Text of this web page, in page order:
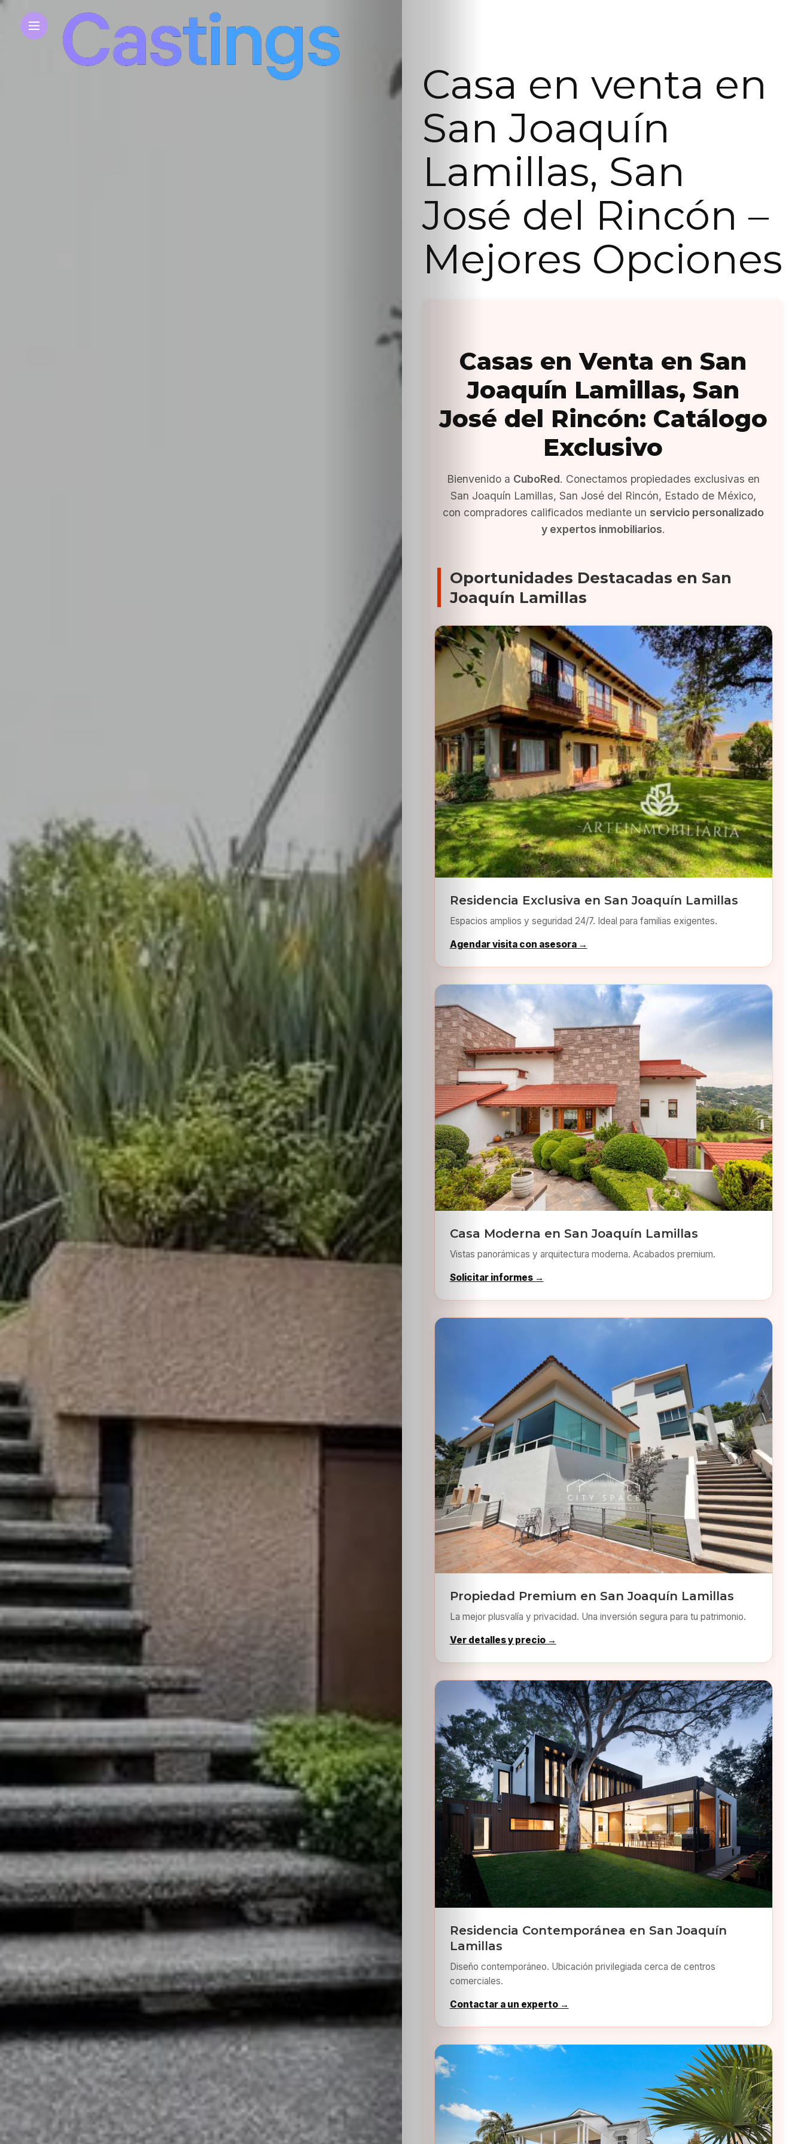
Inicio
Casting
Bershka
Casting
SHEIN
Casting
HolliKids
Contacto
Search
Casa en venta en
San Joaquín
Lamillas, San
José del Rincón –
Mejores Opciones
Casas en Venta en San
Joaquín Lamillas, San
José del Rincón: Catálogo
Exclusivo
Bienvenido a CuboRed. Conectamos propiedades exclusivas en
San Joaquín Lamillas, San José del Rincón, Estado de México,
con compradores calificados mediante un servicio personalizado
y expertos inmobiliarios.
Oportunidades Destacadas en San
Joaquín Lamillas
Residencia Exclusiva en San Joaquín Lamillas
Espacios amplios y seguridad 24/7. Ideal para familias exigentes.
Agendar visita con asesora →
Casa Moderna en San Joaquín Lamillas
Vistas panorámicas y arquitectura moderna. Acabados premium.
Solicitar informes →
Propiedad Premium en San Joaquín Lamillas
La mejor plusvalía y privacidad. Una inversión segura para tu patrimonio.
Ver detalles y precio →
Residencia Contemporánea en San Joaquín
Lamillas
Diseño contemporáneo. Ubicación privilegiada cerca de centros
comerciales.
Contactar a un experto →